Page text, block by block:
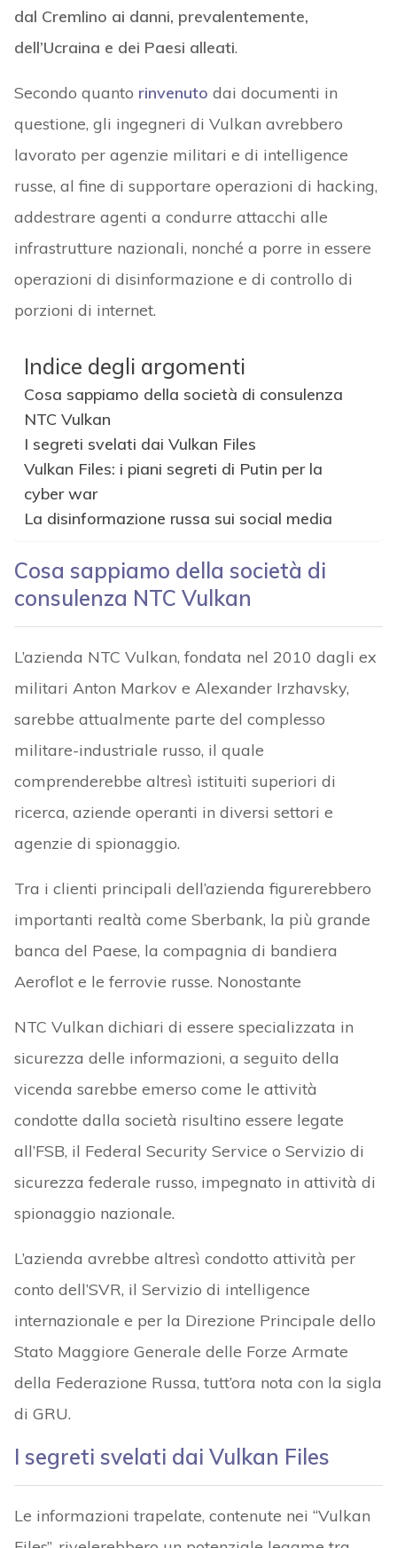
dal Cremlino ai danni, prevalentemente,
dell’Ucraina e dei Paesi alleati.
Secondo quanto rinvenuto dai documenti in
questione, gli ingegneri di Vulkan avrebbero
lavorato per agenzie militari e di intelligence
russe, al fine di supportare operazioni di hacking,
addestrare agenti a condurre attacchi alle
infrastrutture nazionali, nonché a porre in essere
operazioni di disinformazione e di controllo di
porzioni di internet.
Indice degli argomenti
Cosa sappiamo della società di consulenza
NTC Vulkan
I segreti svelati dai Vulkan Files
Vulkan Files: i piani segreti di Putin per la
cyber war
La disinformazione russa sui social media
Cosa sappiamo della società di
consulenza NTC Vulkan
L’azienda NTC Vulkan, fondata nel 2010 dagli ex
militari Anton Markov e Alexander Irzhavsky,
sarebbe attualmente parte del complesso
militare-industriale russo, il quale
comprenderebbe altresì istituiti superiori di
ricerca, aziende operanti in diversi settori e
agenzie di spionaggio.
Tra i clienti principali dell’azienda figurerebbero
importanti realtà come Sberbank, la più grande
banca del Paese, la compagnia di bandiera
Aeroflot e le ferrovie russe. Nonostante
NTC Vulkan dichiari di essere specializzata in
sicurezza delle informazioni, a seguito della
vicenda sarebbe emerso come le attività
condotte dalla società risultino essere legate
all’FSB, il Federal Security Service o Servizio di
sicurezza federale russo, impegnato in attività di
spionaggio nazionale.
L’azienda avrebbe altresì condotto attività per
conto dell’SVR, il Servizio di intelligence
internazionale e per la Direzione Principale dello
Stato Maggiore Generale delle Forze Armate
della Federazione Russa, tutt’ora nota con la sigla
di GRU.
I segreti svelati dai Vulkan Files
Le informazioni trapelate, contenute nei “Vulkan